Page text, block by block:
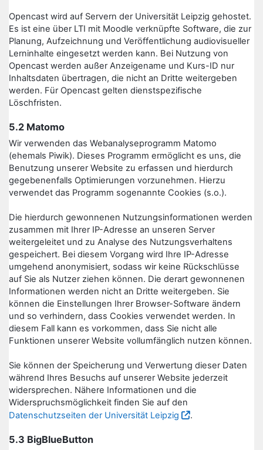
Opencast wird auf Servern der Universität Leipzig gehostet.
Es ist eine über LTI mit Moodle verknüpfte Software, die zur
Planung, Aufzeichnung und Veröffentlichung audiovisueller
Lerninhalte eingesetzt werden kann. Bei Nutzung von
Opencast werden außer Anzeigename und Kurs-ID nur
Inhaltsdaten übertragen, die nicht an Dritte weitergeben
werden. Für Opencast gelten dienstspezifische
Löschfristen.
5.2 Matomo
Wir verwenden das Webanalyseprogramm Matomo
(ehemals Piwik). Dieses Programm ermöglicht es uns, die
Benutzung unserer Website zu erfassen und hierdurch
gegebenenfalls Optimierungen vorzunehmen. Hierzu
verwendet das Programm sogenannte Cookies (s.o.).
Die hierdurch gewonnenen Nutzungsinformationen werden
zusammen mit Ihrer IP-Adresse an unseren Server
weitergeleitet und zu Analyse des Nutzungsverhaltens
gespeichert. Bei diesem Vorgang wird Ihre IP-Adresse
umgehend anonymisiert, sodass wir keine Rückschlüsse
auf Sie als Nutzer ziehen können. Die derart gewonnenen
Informationen werden nicht an Dritte weitergeben. Sie
können die Einstellungen Ihrer Browser-Software ändern
und so verhindern, dass Cookies verwendet werden. In
diesem Fall kann es vorkommen, dass Sie nicht alle
Funktionen unserer Website vollumfänglich nutzen können.
Sie können der Speicherung und Verwertung dieser Daten
während Ihres Besuchs auf unserer Website jederzeit
widersprechen. Nähere Informationen und die
Widerspruchsmöglichkeit finden Sie auf den
Datenschutzseiten der Universität Leipzig
.
5.3 BigBlueButton